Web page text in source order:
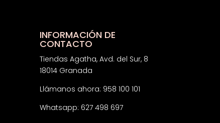
INFORMACIÓN DE
CONTACTO
Tiendas Agatha, Avd. del Sur, 8
18014 Granada
Llámanos ahora: 958 100 101
Whatsapp: 627 498 697